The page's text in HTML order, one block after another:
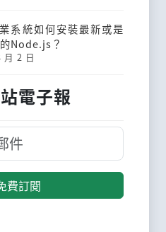
系統如何安裝最新或是
Node.js？
月 2 日
電子報
費訂閱